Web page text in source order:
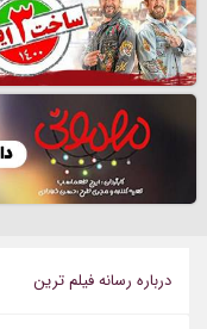
درباره رسانه فيلم ترين